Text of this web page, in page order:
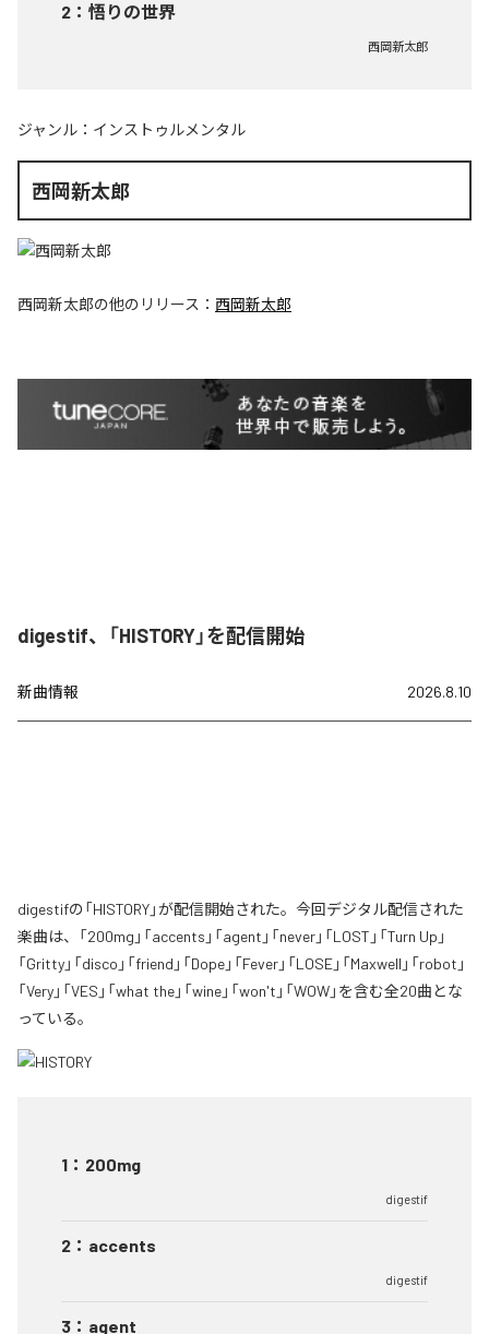
2 ： 悟りの世界
西岡新太郎
ジャンル： インストゥルメンタル
西岡新太郎
西岡新太郎の他のリリース： 西岡新太郎
digestif、「HISTORY」を配信開始
新曲情報 2026.8.10
digestifの「HISTORY」が配信開始された。今回デジタル配信された
楽曲は、「200mg」「accents」「agent」「never」「LOST」「Turn Up」
「Gritty」「disco」「friend」「Dope」「Fever」「LOSE」「Maxwell」「robot」
「Very」「VES」「what the」「wine」「won't」「WOW」を含む全20曲とな
っている。
1 ： 200mg
digestif
2 ： accents
digestif
3 ： agent